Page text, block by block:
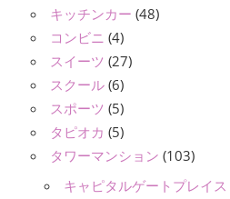
キッチンカー (48)
コンビニ (4)
スイーツ (27)
スクール (6)
スポーツ (5)
タピオカ (5)
タワーマンション (103)
キャピタルゲートプレイス